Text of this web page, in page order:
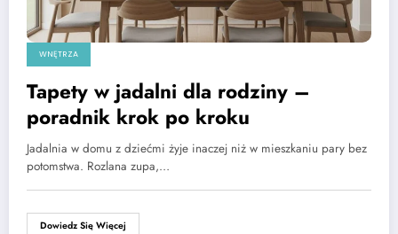
WNĘTRZA
Tapety w jadalni dla rodziny –
poradnik krok po kroku
Jadalnia w domu z dziećmi żyje inaczej niż w mieszkaniu pary bez
potomstwa. Rozlana zupa,…
Dowiedz Się Więcej